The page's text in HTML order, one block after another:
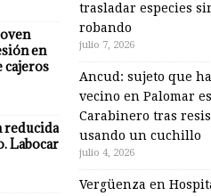
en
cajeros
reducida
Labocar
trasladar especies
robando
julio 7, 2026
Ancud: sujeto que
vecino en Palomar
Carabinero tras
usando un cuchillo
julio 4, 2026
Vergüenza en